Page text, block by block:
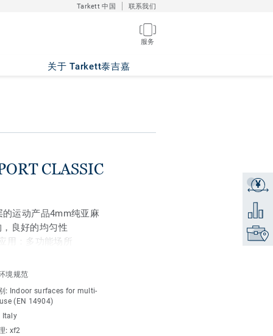
Tarkett 中国 联系我们
服务
关于 Tarkett泰吉嘉
674
¥
获取报
添加到
找到销
CLASSIC
运动产品4mm纯亚麻
良好的均匀性
用：多功能场所
境规范
: Indoor surfaces for multi-
(EN 14904)
Italy
: xf2